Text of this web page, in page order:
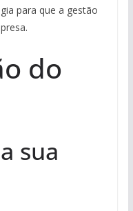
para que a gestão
do
sua